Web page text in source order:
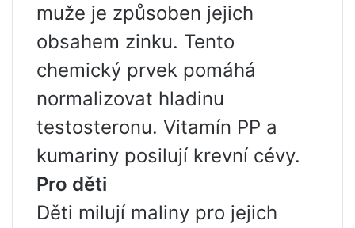
muže je způsoben jejich
obsahem zinku. Tento
chemický prvek pomáhá
normalizovat hladinu
testosteronu. Vitamín PP a
kumariny posilují krevní cévy.
Pro děti
Děti milují maliny pro jejich